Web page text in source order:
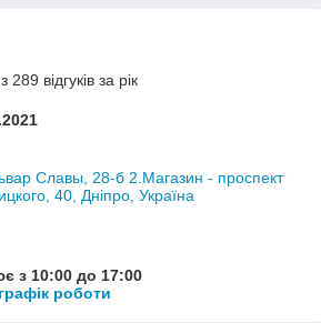
відгуків за рік
Славы, 28-б 2.Магазин - проспект
40, Дніпро, Україна
з 10:00 до 17:00
роботи